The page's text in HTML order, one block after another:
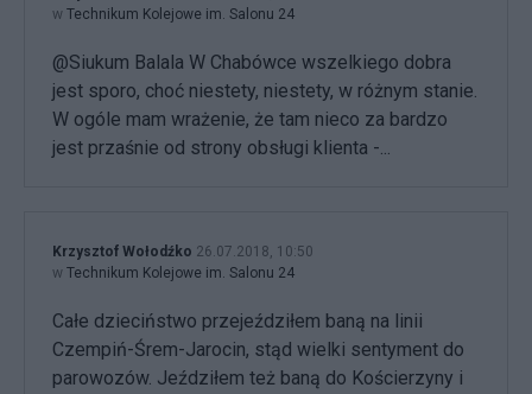
w Technikum Kolejowe im. Salonu 24
@Siukum Balala W Chabówce wszelkiego dobra
jest sporo, choć niestety, niestety, w różnym stanie.
W ogóle mam wrażenie, że tam nieco za bardzo
jest przaśnie od strony obsługi klienta -...
Krzysztof Wołodźko 26.07.2018, 10:50
w Technikum Kolejowe im. Salonu 24
Całe dzieciństwo przejeździłem baną na linii
Czempiń-Śrem-Jarocin, stąd wielki sentyment do
parowozów. Jeździłem też baną do Kościerzyny i